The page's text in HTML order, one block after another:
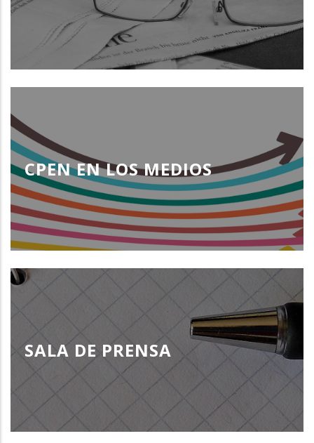
CPEN EN LOS MEDIOS
SALA DE PRENSA